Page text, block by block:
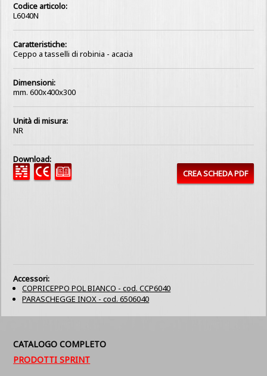
Codice articolo:
L6040N
Caratteristiche:
Ceppo a tasselli di robinia - acacia
Dimensioni:
mm. 600x400x300
Unità di misura:
NR
Download:
CREA SCHEDA PDF
Accessori:
COPRICEPPO POL BIANCO - cod. CCP6040
PARASCHEGGE INOX - cod. 6506040
CATALOGO COMPLETO
PRODOTTI SPRINT